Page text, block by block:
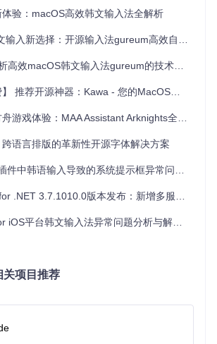
障定制自由度？
允许用户深度定制输入规则和界面。
射文件（位于OSXCore/data/keyboards目
整Composer.swift源码实现个性化输入逻
闭源输入法无法比拟的。
合使用gureum？
效处理韩文文献？
韩文专业术语的学术场景，gureum的模拼
提升效率。通过预定义学术词汇库，输
"no-mun"即可快速联想，配合自定义快捷键
快速切换），让文献写作效率提升4
"功能可识别代码文件类型，在注释区域自
置中配置gureum输入法切换快捷键
验：macOS高效韩文输入法全解析
入新选择：开源输入法gureum高效自由定制指南
macOS韩文输入法gureum的技术实现与应用实践
荐开源神器：Kawa - 您的MacOS输入源快捷切换器
戏体验：MAA Assistant Arknights全维度解析
语言排版的革新性开源字体解决方案
中韩语输入导致的系统提示框异常问题分析
.NET 3.7.1010.0版本发布：新增多服务功能支持
平台韩文输入法异常问题分析与解决方案
关项目推荐